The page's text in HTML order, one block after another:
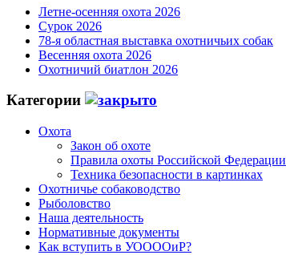
Летне-осенняя охота 2026
Сурок 2026
78-я областная выставка охотничьих собак
Весенняя охота 2026
Охотничий биатлон 2026
Категории
Охота
Закон об охоте
Правила охоты Российской Федерации
Техника безопасности в картинках
Охотничье собаководство
Рыболовство
Наша деятельность
Нормативные документы
Как вступить в УООООиР?